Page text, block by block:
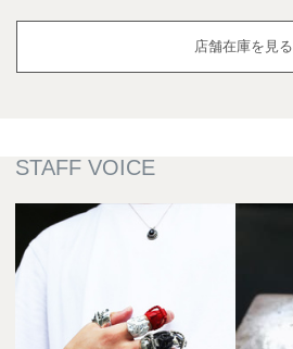
店舗在庫を見る